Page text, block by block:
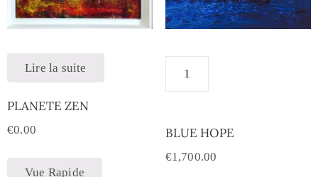
Lire la suite
PLANETE ZEN
€0.00
Vue Rapide
BLUE HOPE
€1,700.00